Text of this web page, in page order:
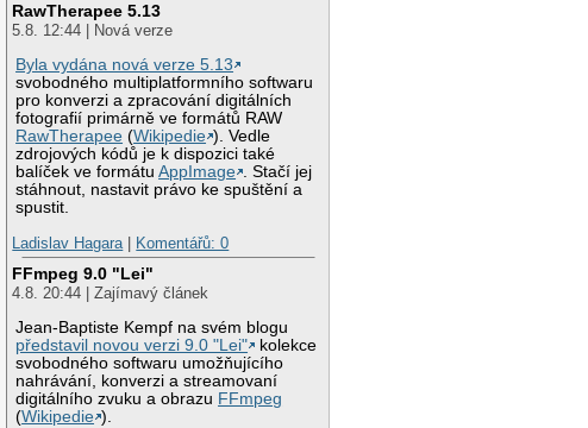
RawTherapee 5.13
5.8. 12:44 | Nová verze
Byla vydána nová verze 5.13
svobodného multiplatformního softwaru
pro konverzi a zpracování digitálních
fotografií primárně ve formátů RAW
RawTherapee (Wikipedie ). Vedle
zdrojových kódů je k dispozici také
balíček ve formátuAppImage . Stačí jej
stáhnout, nastavit právo ke spuštění a
spustit.
Ladislav Hagara
Komentářů: 0
FFmpeg 9.0 "Lei"
4.8. 20:44 | Zajímavý článek
Jean-Baptiste Kempf na svém blogu
představil novou verzi 9.0 "Lei"
kolekce
svobodného softwaru umožňujícího
nahrávání, konverzi a streamovaní
digitálního zvuku a obrazu FFmpeg
(Wikipedie ).